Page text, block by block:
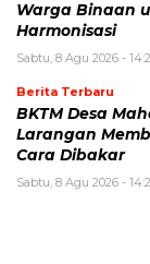
Warga Binaan
Harmonisasi
Sabtu, 8 Agu 2026 -
Berita Terbaru
BKTM Desa
Larangan
Cara Dibakar
Sabtu, 8 Agu 2026 -